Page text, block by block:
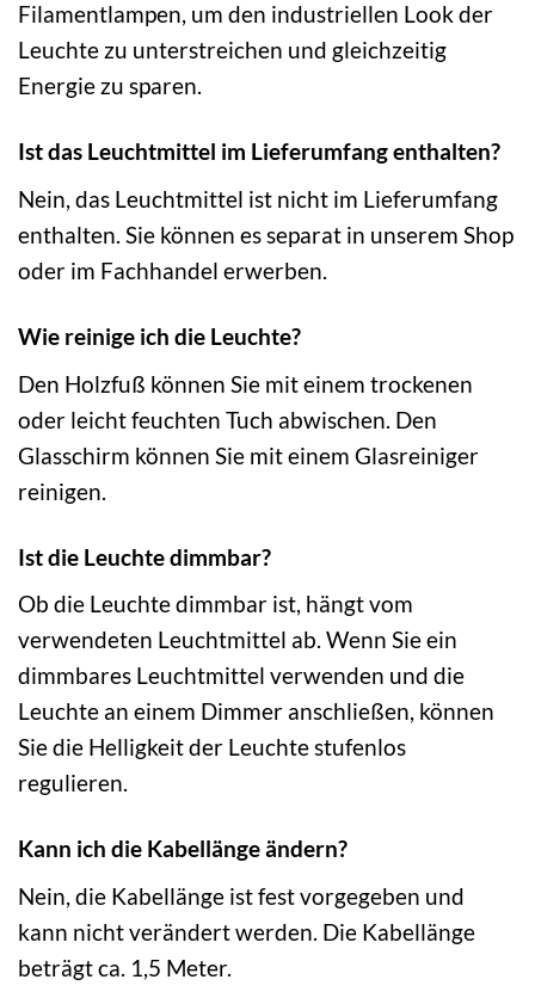
Filamentlampen, um den industriellen Look der
Leuchte zu unterstreichen und gleichzeitig
Energie zu sparen.
Ist das Leuchtmittel im Lieferumfang enthalten?
Nein, das Leuchtmittel ist nicht im Lieferumfang
enthalten. Sie können es separat in unserem Shop
oder im Fachhandel erwerben.
Wie reinige ich die Leuchte?
Den Holzfuß können Sie mit einem trockenen
oder leicht feuchten Tuch abwischen. Den
Glasschirm können Sie mit einem Glasreiniger
reinigen.
Ist die Leuchte dimmbar?
Ob die Leuchte dimmbar ist, hängt vom
verwendeten Leuchtmittel ab. Wenn Sie ein
dimmbares Leuchtmittel verwenden und die
Leuchte an einem Dimmer anschließen, können
Sie die Helligkeit der Leuchte stufenlos
regulieren.
Kann ich die Kabellänge ändern?
Nein, die Kabellänge ist fest vorgegeben und
kann nicht verändert werden. Die Kabellänge
beträgt ca. 1,5 Meter.